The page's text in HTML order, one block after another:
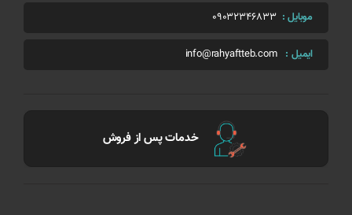
موبایل : 09032346833
ایمیل : info@rahyaftteb.com
خدمات پس از فروش